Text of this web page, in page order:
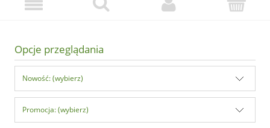
Opcje przeglądania
Nowość: (wybierz)
Promocja: (wybierz)